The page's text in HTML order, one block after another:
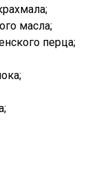
масла;
перца;